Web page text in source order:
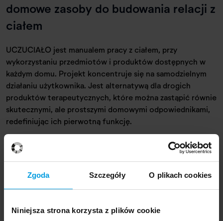
Zgoda Szczegóły O plikach cookies
Niniejsza strona korzysta z plików cookie
domowe zasoby do budowania relacji z
ciałem
UCZUCIAŁO jest manualem pracy z ciałem, przy
wykorzystaniu przedmiotów i produktów dostępnych w
każdym domu. Projekt koncentruje się na samodzielnym
działaniu użytkownika. Jest alternatywą dla drogich
produktów terapeutycznych, które można zastąpić równie
skutecznymi, ale prostszymi domowymi odpowiednikami,
redefiniując ich pierwotną funkcję.
Katarzyna Piskor
Biogram